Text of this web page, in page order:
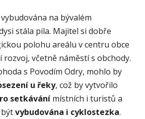
na bývalém
stála pila. Majitel si dobře
polohu areálu v centru obce
rozvoj, včetně náměstí s obchody.
s Povodím Odry, mohlo by
u řeky, což by vytvořilo
setkávání místních i turistů a
vybudována i cyklostezka.